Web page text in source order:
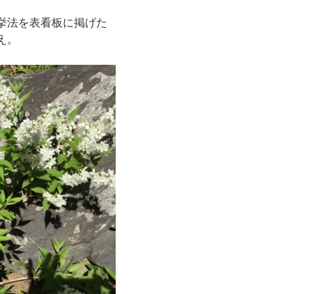
法を表看板に掲げた